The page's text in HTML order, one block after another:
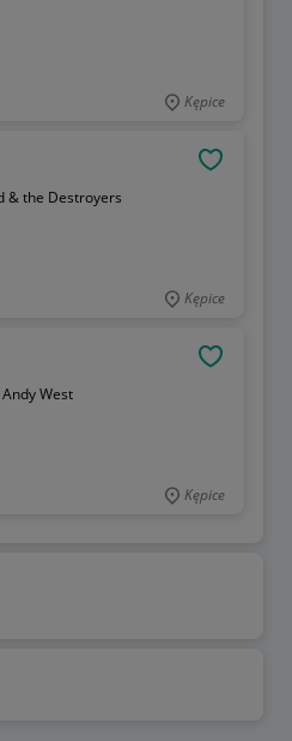
Kępice
& the Destroyers
Kępice
West
Kępice